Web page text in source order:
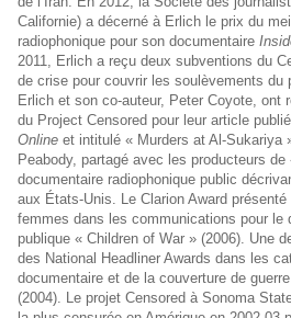
Californie) a décerné à Erlich le prix du
radiophonique pour son documentaire
2011, Erlich a reçu deux subventions du
de crise pour couvrir les soulèvements du
Erlich et son co-auteur, Peter Coyote, ont
du Project Censored pour leur article
Online et intitulé « Murders at Al-Sukariya
Peabody, partagé avec les producteurs
documentaire radiophonique public
aux États-Unis. Le Clarion Award présenté
femmes dans les communications pour le
publique « Children of War » (2006). Une
des National Headliner Awards dans les
documentaire et de la couverture de
(2004). Le projet Censored à Sonoma